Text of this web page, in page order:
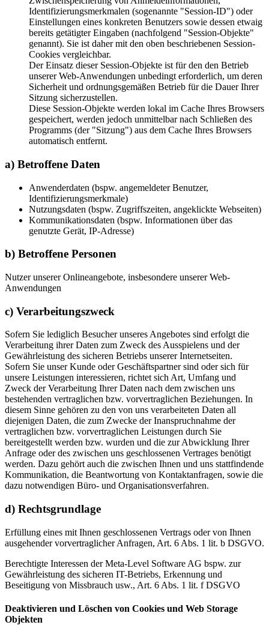
Identifizierungsmerkmalen (sogenannte "Session-ID") oder
Einstellungen eines konkreten Benutzers sowie dessen etwaig
bereits getätigter Eingaben (nachfolgend "Session-Objekte"
genannt). Sie ist daher mit den oben beschriebenen Session-
Cookies vergleichbar.
Der Einsatz dieser Session-Objekte ist für den den Betrieb
unserer Web-Anwendungen unbedingt erforderlich, um deren
Sicherheit und ordnungsgemäßen Betrieb für die Dauer Ihrer
Sitzung sicherzustellen.
Diese Session-Objekte werden lokal im Cache Ihres Browsers
gespeichert, werden jedoch unmittelbar nach Schließen des
Programms (der "Sitzung") aus dem Cache Ihres Browsers
automatisch entfernt.
a) Betroffene Daten
Anwenderdaten (bspw. angemeldeter Benutzer,
Identifizierungsmerkmale)
Nutzungsdaten (bspw. Zugriffszeiten, angeklickte Webseiten)
Kommunikationsdaten (bspw. Informationen über das
genutzte Gerät, IP-Adresse)
b) Betroffene Personen
Nutzer unserer Onlineangebote, insbesondere unserer Web-
Anwendungen
c) Verarbeitungszweck
Sofern Sie lediglich Besucher unseres Angebotes sind erfolgt die
Verarbeitung ihrer Daten zum Zweck des Ausspielens und der
Gewährleistung des sicheren Betriebs unserer Internetseiten.
Sofern Sie unser Kunde oder Geschäftspartner sind oder sich für
unsere Leistungen interessieren, richtet sich Art, Umfang und
Zweck der Verarbeitung Ihrer Daten nach dem zwischen uns
bestehenden vertraglichen bzw. vorvertraglichen Beziehungen. In
diesem Sinne gehören zu den von uns verarbeiteten Daten all
diejenigen Daten, die zum Zwecke der Inanspruchnahme der
vertraglichen bzw. vorvertraglichen Leistungen durch Sie
bereitgestellt werden bzw. wurden und die zur Abwicklung Ihrer
Anfrage oder des zwischen uns geschlossenen Vertrages benötigt
werden. Dazu gehört auch die zwischen Ihnen und uns stattfindende
Kommunikation, die Beantwortung von Kontaktanfragen, sowie die
dazu notwendigen Büro- und Organisationsverfahren.
d) Rechtsgrundlage
Erfüllung eines mit Ihnen geschlossenen Vertrags oder von Ihnen
ausgehender vorvertraglicher Anfragen, Art. 6 Abs. 1 lit. b DSGVO.
Berechtigte Interessen der Meta-Level Software AG bspw. zur
Gewährleistung des sicheren IT-Betriebs, Erkennung und
Beseitigung von Missbrauch usw., Art. 6 Abs. 1 lit. f DSGVO
Deaktivieren und Löschen von Cookies und Web Storage
Objekten